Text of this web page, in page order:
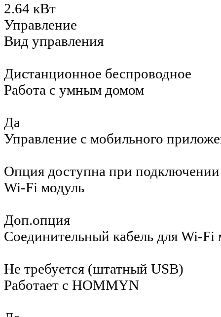
2.64 кВт
Управление
Вид управления
Дистанционное беспроводное
Работа с умным домом
Да
Управление c мобильного
Опция доступна при
Wi-Fi модуль
Доп.опция
Соединительный кабель для Wi-Fi
Не требуется (штатный USB)
Работает с HOMMYN